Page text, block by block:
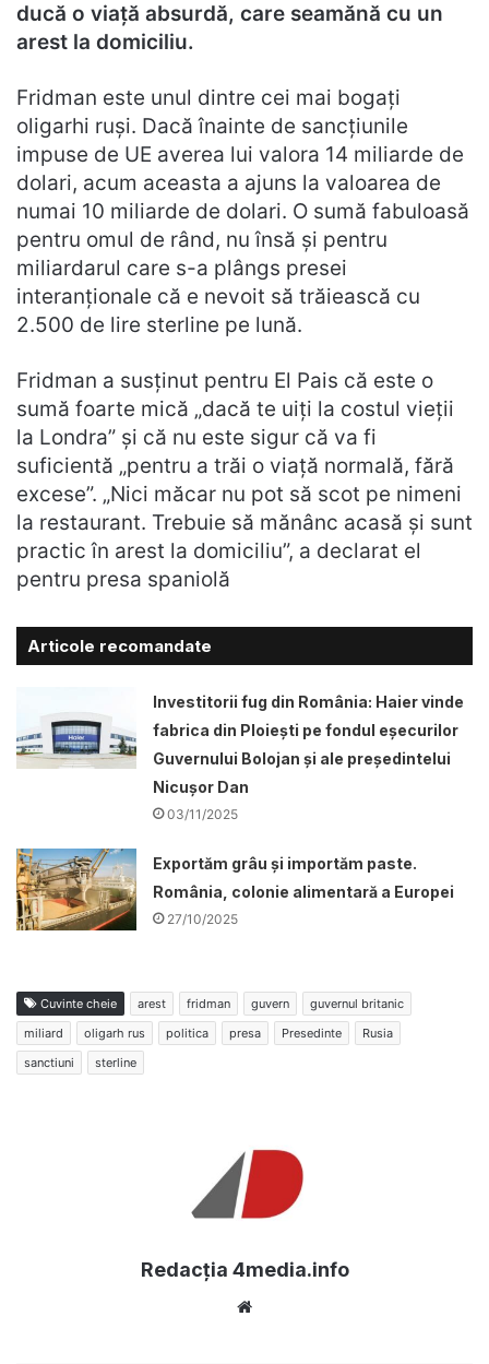
ducă o viață absurdă, care seamănă cu un
arest la domiciliu.
Fridman este unul dintre cei mai bogați
oligarhi ruși. Dacă înainte de sancțiunile
impuse de UE averea lui valora 14 miliarde de
dolari, acum aceasta a ajuns la valoarea de
numai 10 miliarde de dolari. O sumă fabuloasă
pentru omul de rând, nu însă și pentru
miliardarul care s-a plângs presei
interanționale că e nevoit să trăiească cu
2.500 de lire sterline pe lună.
Fridman a susținut pentru El Pais că este o
sumă foarte mică „dacă te uiți la costul vieții
la Londra” și că nu este sigur că va fi
suficientă „pentru a trăi o viață normală, fără
excese”. „Nici măcar nu pot să scot pe nimeni
la restaurant. Trebuie să mănânc acasă și sunt
practic în arest la domiciliu”, a declarat el
pentru presa spaniolă
Articole recomandate
Investitorii fug din România: Haier vinde
fabrica din Ploiești pe fondul eșecurilor
Guvernului Bolojan și ale președintelui
Nicușor Dan
03/11/2025
Exportăm grâu și importăm paste.
România, colonie alimentară a Europei
27/10/2025
Cuvinte cheie arest fridman guvern
guvernul britanic
miliard
oligarh rus politica presa Presedinte
Rusia
sanctiuni
sterline
Redacția 4media.info